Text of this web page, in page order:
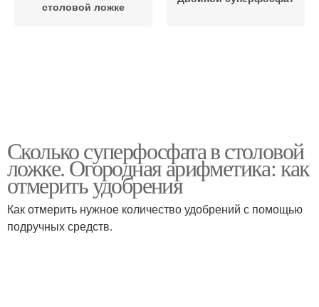
столовой ложке
Сколько суперфосфата в столовой
ложке. Огородная арифметика: как
отмерить удобрения
Как отмерить нужное количество удобрений с помощью
подручных средств.